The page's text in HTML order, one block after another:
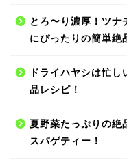
とろ〜り濃厚！ツナ
にぴったりの簡単絶
ドライハヤシは忙
品レシピ！
夏野菜たっぷりの絶
スパゲティー！